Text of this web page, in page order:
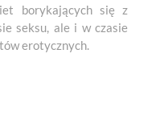
borykających się z
seksu, ale i w czasie
erotycznych.